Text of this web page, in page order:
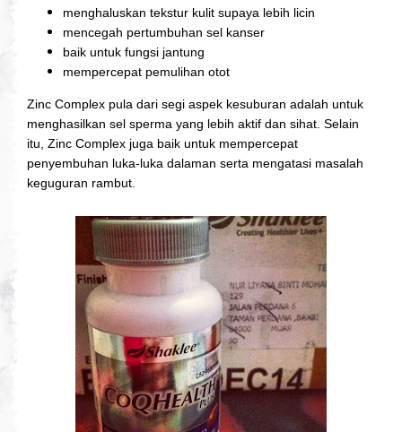
menghaluskan tekstur kulit supaya lebih licin
mencegah pertumbuhan sel kanser
baik untuk fungsi jantung
mempercepat pemulihan otot
Zinc Complex pula dari segi aspek kesuburan adalah untuk
menghasilkan sel sperma yang lebih aktif dan sihat. Selain
itu, Zinc Complex juga baik untuk mempercepat
penyembuhan luka-luka dalaman serta mengatasi masalah
keguguran rambut.